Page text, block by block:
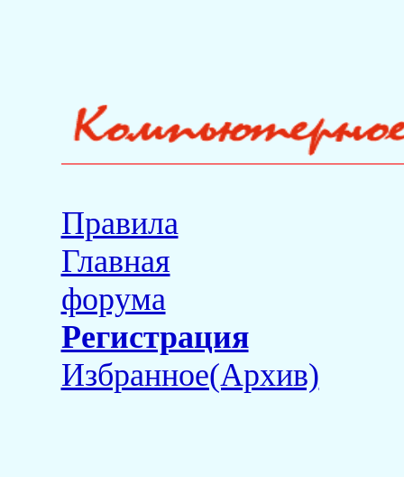
Правила
Главная
форума
Регистрация
Избранное(Архив)